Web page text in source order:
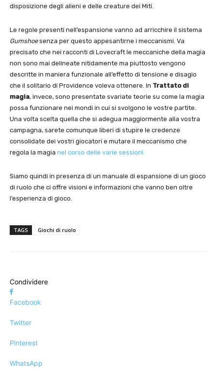
disposizione degli alieni e delle creature dei Miti.
Le regole presenti nell’espansione vanno ad arricchire il sistema
Gumshoesenza per questo appesantirne i meccanismi. Va
precisato che nei racconti di Lovecraft le meccaniche della magia
non sono mai delineate nitidamente ma piuttosto vengono
descritte in maniera funzionale all’effetto di tensione e disagio
che il solitario di Providence voleva ottenere. In Trattato di
magia, invece, sono presentate svariate teorie su come la magia
possa funzionare nei mondi in cui si svolgono le vostre partite.
Una volta scelta quella che si adegua maggiormente alla vostra
campagna, sarete comunque liberi di stupire le credenze
consolidate dei vostri giocatori e mutare il meccanismo che
regola la magia nel corso delle varie sessioni.
Siamo quindi in presenza di un manuale di espansione di un gioco
di ruolo che ci offre visioni e informazioni che vanno ben oltre
l’esperienza di gioco.
TAGS Giochi di ruolo
Condividere
Facebook
Twitter
Pinterest
WhatsApp